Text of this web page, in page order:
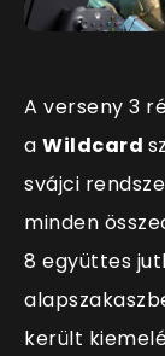
A verseny 3
a Wildcard
svájci
minden
8 együttes
került